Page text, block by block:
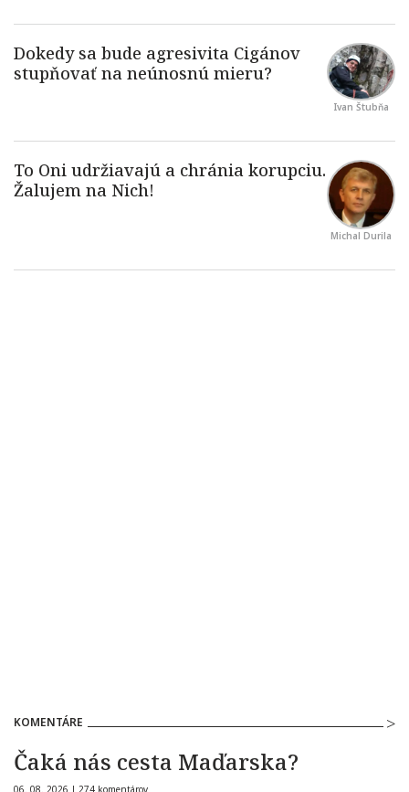
Ivan Štubňa
Michal Durila
KOMENTÁRE
Čaká nás cesta Maďarska?
06. 08. 2026 | 274 komentárov